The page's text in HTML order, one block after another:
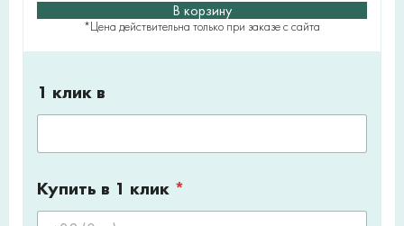
В корзину
*Цена действительна только при заказе с сайта
1 клик в
Купить в 1 клик *